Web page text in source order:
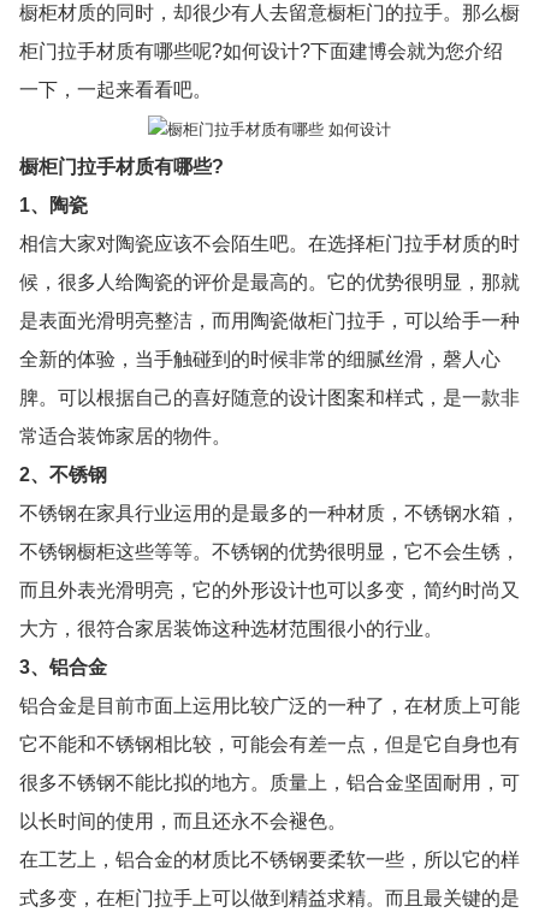
橱柜材质的同时，却很少有人去留意橱柜门的拉手。那么橱
柜门拉手材质有哪些呢?如何设计?下面建博会就为您介绍
一下，一起来看看吧。
橱柜门拉手材质有哪些?
1、陶瓷
相信大家对陶瓷应该不会陌生吧。在选择柜门拉手材质的时
候，很多人给陶瓷的评价是最高的。它的优势很明显，那就
是表面光滑明亮整洁，而用陶瓷做柜门拉手，可以给手一种
全新的体验，当手触碰到的时候非常的细腻丝滑，磬人心
脾。可以根据自己的喜好随意的设计图案和样式，是一款非
常适合装饰家居的物件。
2、不锈钢
不锈钢在家具行业运用的是最多的一种材质，不锈钢水箱，
不锈钢橱柜这些等等。不锈钢的优势很明显，它不会生锈，
而且外表光滑明亮，它的外形设计也可以多变，简约时尚又
大方，很符合家居装饰这种选材范围很小的行业。
3、铝合金
铝合金是目前市面上运用比较广泛的一种了，在材质上可能
它不能和不锈钢相比较，可能会有差一点，但是它自身也有
很多不锈钢不能比拟的地方。质量上，铝合金坚固耐用，可
以长时间的使用，而且还永不会褪色。
在工艺上，铝合金的材质比不锈钢要柔软一些，所以它的样
式多变，在柜门拉手上可以做到精益求精。而且最关键的是